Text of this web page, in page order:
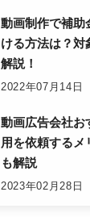
動画制作で補助
ける方法は？対
解説！
2022年07月14日
動画広告会社お
用を依頼する
も解説
2023年02月28日